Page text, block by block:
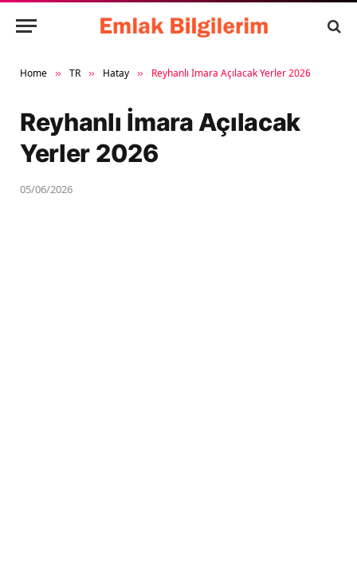
Home » TR » Hatay » Reyhanlı İmara Açılacak Yerler 2026
Reyhanlı İmara Açılacak
Yerler 2026
05/06/2026